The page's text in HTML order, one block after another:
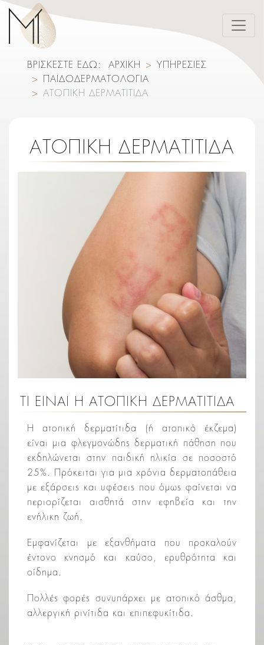
ΒΡΙΣΚΕΣΤΕ ΕΔΩ: ΑΡΧΙΚΗ
ΥΠΗΡΕΣΙΕΣ
ΠΑΙΔΟΔΕΡΜΑΤΟΛΟΓΙΑ
ΑΤΟΠΙΚΗ ΔΕΡΜΑΤΙΤΙΔΑ
ΑΤΟΠΙΚΗ ΔΕΡΜΑΤΙΤΙΔΑ
ΤΙ ΕΙΝΑΙ Η ΑΤΟΠΙΚΗ ΔΕΡΜΑΤΙΤΙΔΑ
Η ατοπική δερματίτιδα (ή ατοπικό έκζεμα)
είναι μια φλεγμονώδης δερματική πάθηση που
εκδηλώνεται στην παιδική ηλικία σε ποσοστό
25%. Πρόκειται για μια χρόνια δερματοπάθεια
με εξάρσεις και υφέσεις που όμως φαίνεται να
περιορίζεται αισθητά στην εφηβεία και την
ενήλικη ζωή.
Εμφανίζεται με εξανθήματα που προκαλούν
έντονο κνησμό και καύσο, ερυθρότητα και
οίδημα.
Πολλές φορές συνυπάρχει με ατοπικό άσθμα,
αλλεργική ρινίτιδα και επιπεφυκίτιδα.